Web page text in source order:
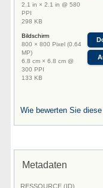
2.1 in × 2.1 in @ 580
PPI
298 KB
Bildschirm
800 × 800 Pixel (0.64
MP)
6.8 cm × 6.8 cm @
300 PPI
133 KB
Wie bewerten Sie
Metadaten
RESSOURCE (ID)